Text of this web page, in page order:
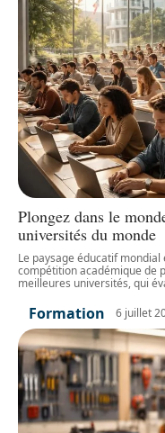
Plongez dans le
universités du monde
Le paysage éducatif
compétition académique de
meilleures universités, qui
Formation 6 juillet